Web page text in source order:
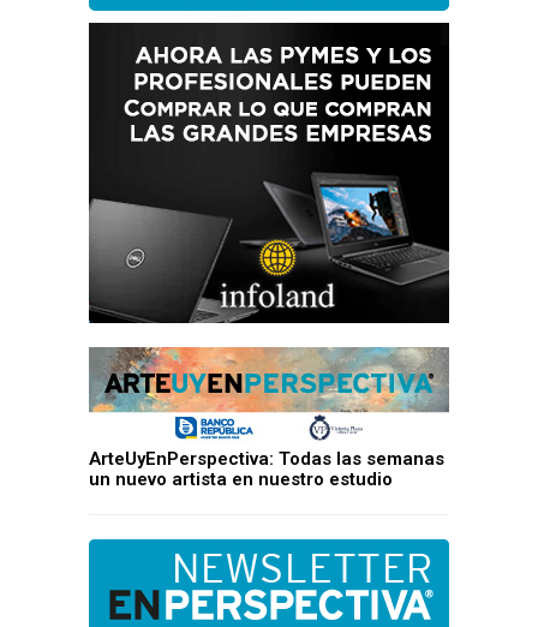
ArteUyEnPerspectiva: Todas las semanas
un nuevo artista en nuestro estudio